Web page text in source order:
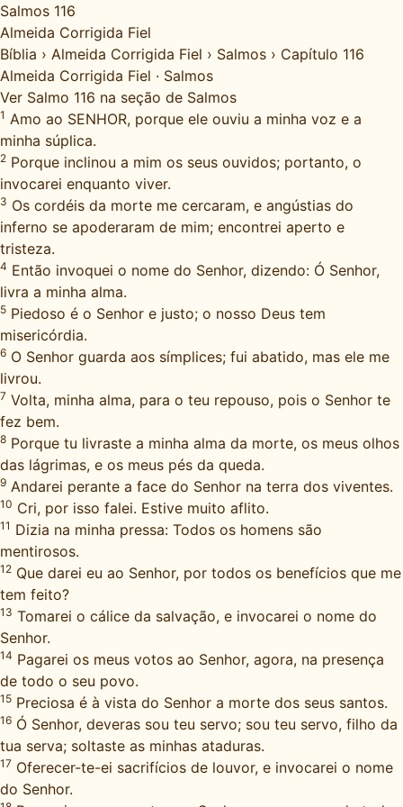
Salmos 116
Almeida Corrigida Fiel
Bíblia › Almeida Corrigida Fiel › Salmos › Capítulo 116
Almeida Corrigida Fiel · Salmos
Ver Salmo 116 na seção de Salmos
1 Amo ao SENHOR, porque ele ouviu a minha voz e a
minha súplica.
2 Porque inclinou a mim os seus ouvidos; portanto, o
invocarei enquanto viver.
3 Os cordéis da morte me cercaram, e angústias do
inferno se apoderaram de mim; encontrei aperto e
tristeza.
4 Então invoquei o nome do Senhor, dizendo: Ó Senhor,
livra a minha alma.
5 Piedoso é o Senhor e justo; o nosso Deus tem
misericórdia.
6 O Senhor guarda aos símplices; fui abatido, mas ele me
livrou.
7 Volta, minha alma, para o teu repouso, pois o Senhor te
fez bem.
8 Porque tu livraste a minha alma da morte, os meus olhos
das lágrimas, e os meus pés da queda.
9 Andarei perante a face do Senhor na terra dos viventes.
10 Cri, por isso falei. Estive muito aflito.
11 Dizia na minha pressa: Todos os homens são
mentirosos.
12 Que darei eu ao Senhor, por todos os benefícios que me
tem feito?
13 Tomarei o cálice da salvação, e invocarei o nome do
Senhor.
14 Pagarei os meus votos ao Senhor, agora, na presença
de todo o seu povo.
15 Preciosa é à vista do Senhor a morte dos seus santos.
16 Ó Senhor, deveras sou teu servo; sou teu servo, filho da
tua serva; soltaste as minhas ataduras.
17 Oferecer-te-ei sacrifícios de louvor, e invocarei o nome
do Senhor.